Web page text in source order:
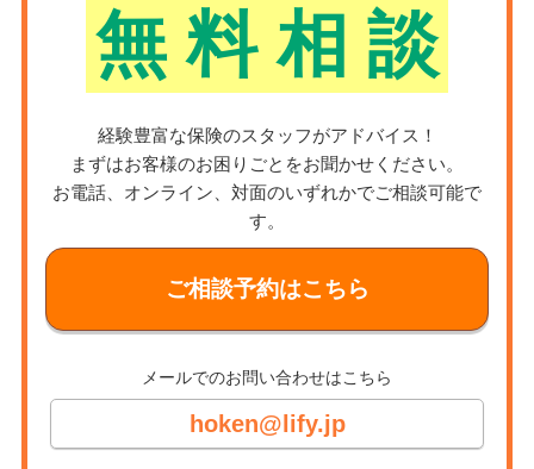
無 料 相 談
経験豊富な保険のスタッフがアドバイス！
まずはお客様のお困りごとをお聞かせください。
お電話、オンライン、対面のいずれかでご相談可能で
す。
ご相談予約はこちら
メールでのお問い合わせはこちら
hoken@lify.jp